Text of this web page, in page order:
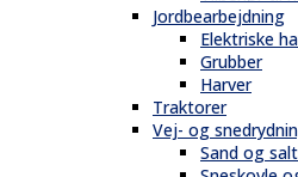
Jordbearbejdning
Elektriske
Grubber
Harver
Traktorer
Vej- og
Sand og